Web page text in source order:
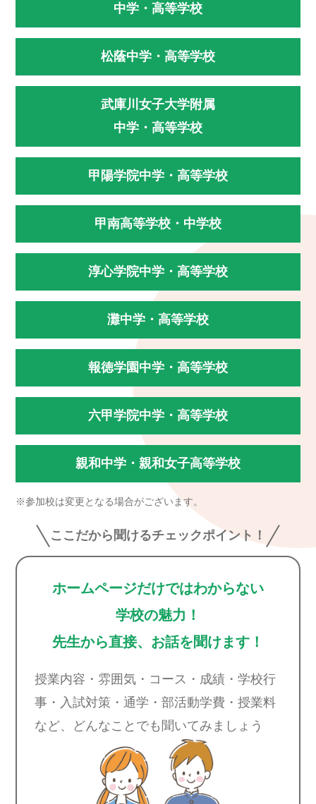
中学・高等学校
松蔭中学・高等学校
武庫川女子大学附属
中学・高等学校
甲陽学院中学・高等学校
甲南高等学校・中学校
淳心学院中学・高等学校
灘中学・高等学校
報徳学園中学・高等学校
六甲学院中学・高等学校
親和中学・親和女子高等学校
※参加校は変更となる場合がございます。
ここだから聞けるチェックポイント！
ホームページだけではわからない
学校の魅力！
先生から直接、お話を聞けます！
授業内容・雰囲気・コース・成績・学校行
事・ 入試対策・通学・部活動学費・授業料
など、
どんなことでも聞いてみましょう